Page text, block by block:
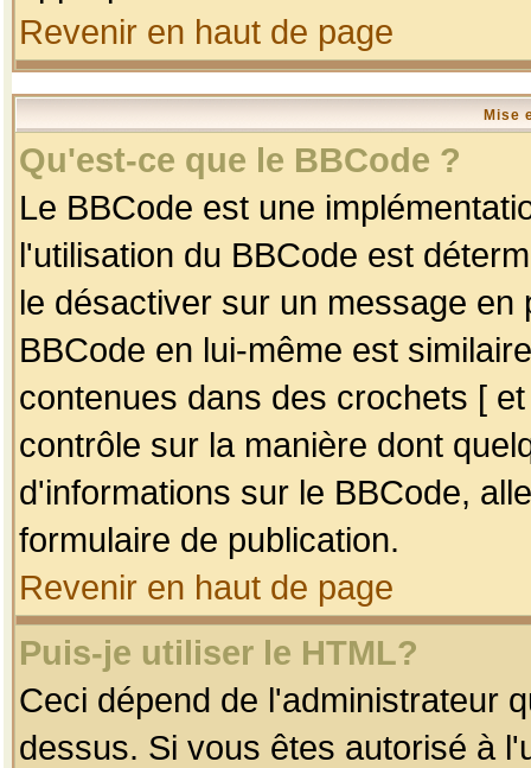
Revenir en haut de page
Mise
Qu'est-ce que le BBCode ?
Le BBCode est une
l'utilisation du BBCode est
le désactiver sur un message
BBCode en lui-même est
contenues dans des crochets [
contrôle sur la manière dont
d'informations sur le BBCode,
formulaire de publication.
Revenir en haut de page
Puis-je utiliser le HTML?
Ceci dépend de l'administrateur
dessus. Si vous êtes autorisé à